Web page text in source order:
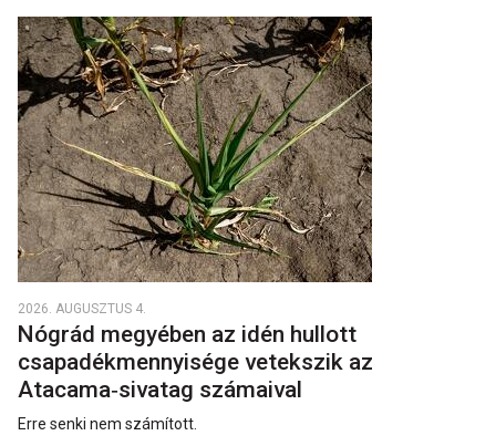
2026. AUGUSZTUS 4.
Nógrád megyében az idén hullott
csapadékmennyisége vetekszik az
Atacama‑sivatag számaival
Erre senki nem számított.